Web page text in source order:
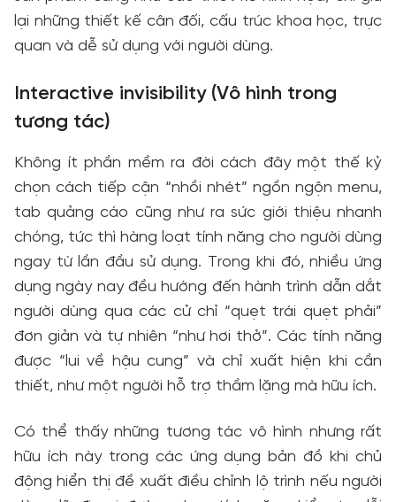
lại những thiết kế cân đối, cấu trúc khoa học, trực
quan và dễ sử dụng với người dùng.
Interactive invisibility (Vô hình trong
tương tác)
Không ít phần mềm ra đời cách đây một thế kỷ
chọn cách tiếp cận “nhồi nhét” ngồn ngộn menu,
tab quảng cáo cũng như ra sức giới thiệu nhanh
chóng, tức thì hàng loạt tính năng cho người dùng
ngay từ lần đầu sử dụng. Trong khi đó, nhiều ứng
dụng ngày nay đều hướng đến hành trình dẫn dắt
người dùng qua các cử chỉ “quẹt trái quẹt phải”
đơn giản và tự nhiên “như hơi thở”. Các tính năng
được “lui về hậu cung” và chỉ xuất hiện khi cần
thiết, như một người hỗ trợ thầm lặng mà hữu ích.
Có thể thấy những tương tác vô hình nhưng rất
hữu ích này trong các ứng dụng bản đồ khi chủ
động hiển thị đề xuất điều chỉnh lộ trình nếu người